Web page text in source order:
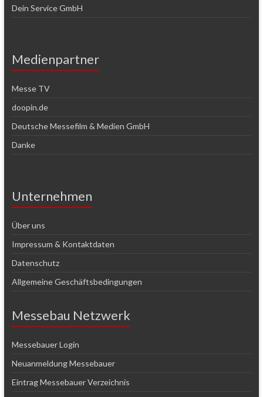
Dein Service GmbH
Medienpartner
Messe TV
doopin.de
Deutsche Messefilm & Medien GmbH
Danke
Unternehmen
Über uns
Impressum & Kontaktdaten
Datenschutz
Allgemeine Geschäftsbedingungen
Messebau Netzwerk
Messebauer Login
Neuanmeldung Messebauer
Eintrag Messebauer Verzeichnis